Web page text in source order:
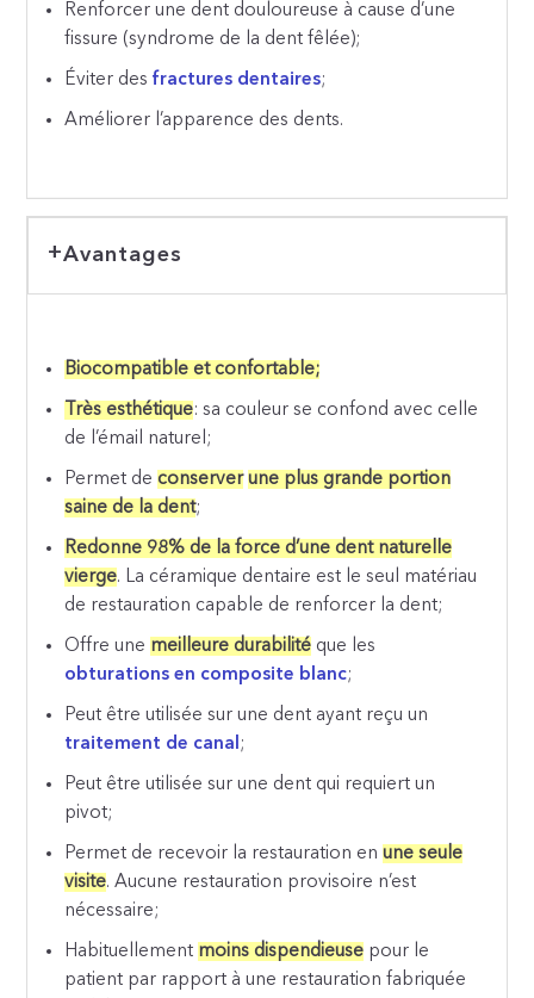
Renforcer une dent douloureuse à cause d’une
fissure (syndrome de la dent fêlée);
Éviter desfractures dentaires;
Améliorer l’apparence des dents.
Avantages
Biocompatible et confortable;
Très esthétique: sa couleur se confond avec celle
de l’émail naturel;
Permet de conserver une plus grande portion
saine de la dent;
Redonne 98% de la force d’une dent naturelle
vierge. La céramique dentaire est le seul matériau
de restauration capable de renforcer la dent;
Offre une meilleure durabilité que les
obturations en composite blanc;
Peut être utilisée sur une dent ayant reçu un
traitement de canal;
Peut être utilisée sur une dent qui requiert un
pivot;
Permet de recevoir la restauration enune seule
visite.Aucune restauration provisoire n’est
nécessaire;
Habituellement moins dispendieuse pour le
patient par rapport à une restauration fabriquée